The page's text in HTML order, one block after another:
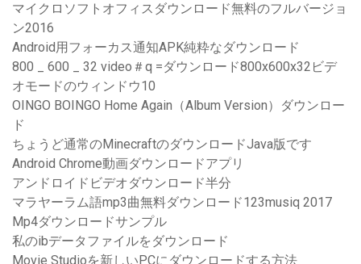
マイクロソフトオフィスダウンロード無料のフルバージョ
ン2016
Android用フォーカス通知APK純粋なダウンロード
800 _ 600 _ 32 video＃q =ダウンロード800x600x32ビデ
オモードのウィンドウ10
OINGO BOINGO Home Again（Album Version）ダウンロー
ド
ちょうど通常のMinecraftのダウンロードJava版です
Android Chrome動画ダウンロードアプリ
アンドロイドビデオダウンロード半分
マラヤーラム語mp3曲無料ダウンロード123musiq 2017
Mp4ダウンロードサンプル
私のibデータファイルをダウンロード
Movie Studioを新しいPCにダウンロードする方法